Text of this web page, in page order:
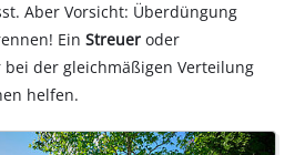
Aber Vorsicht: Überdüngung
EinStreueroder
bei der gleichmäßigen Verteilung
helfen.